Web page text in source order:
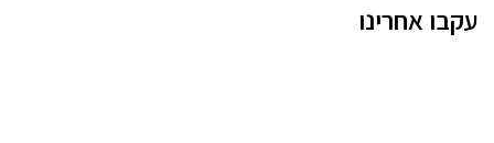
עקבו אחרינו